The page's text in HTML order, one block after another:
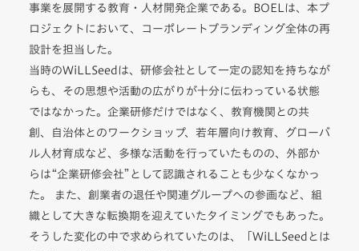
事業を展開する教育・人材開発企業である。BOELは、本プ
ロジェクトにおいて、コーポレートブランディング全体の再
設計を担当した。
当時のWiLLSeedは、研修会社として一定の認知を持ちなが
らも、その思想や活動の広がりが十分に伝わっている状態
ではなかった。企業研修だけではなく、教育機関との共
創、自治体とのワークショップ、若年層向け教育、グローバ
ル人材育成など、多様な活動を行っていたものの、外部か
らは“企業研修会社”として認識されることも少なくなかっ
た。 また、創業者の退任や関連グループへの参画など、組
織として大きな転換期を迎えていたタイミングでもあった。
そうした変化の中で求められていたのは、「WiLLSeedとは